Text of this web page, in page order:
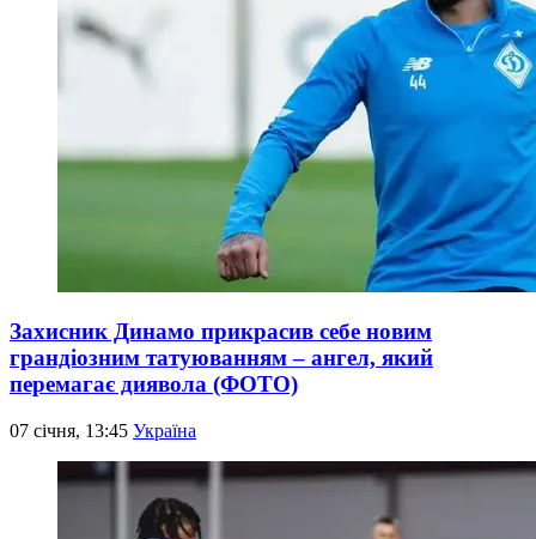
Захисник Динамо прикрасив себе новим
грандіозним татуюванням – ангел, який
перемагає диявола (ФОТО)
07 січня, 13:45 Україна